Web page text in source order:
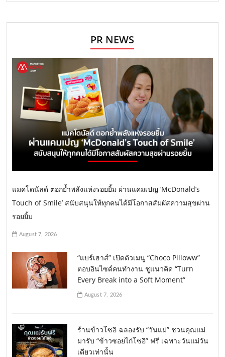
PR NEWS
แมคโดนัลด์ ตอกย้ำพลังแห่งรอยยิ้ม ผ่านแคมเปญ ‘McDonald’s
Touch of Smile’ สนับสนุนให้ทุกคนได้มีโอกาสสัมผัสความสุขผ่าน
รอยยิ้ม
August 7, 2026
“แบร์เฮาส์” เปิดตัวเมนู “Choco Pilloww”
ตอบอินไซด์คนทำงาน ชูแนวคิด “Turn
Every Break into a Soft Moment”
August 7, 2026
ร้านข้าวโซอิ ฉลองรับ “วันแม่” ชวนคุณแม่
มารับ “ข้าวซอยไก่โซอิ” ฟรี เฉพาะวันแม่วัน
เดียวเท่านั้น